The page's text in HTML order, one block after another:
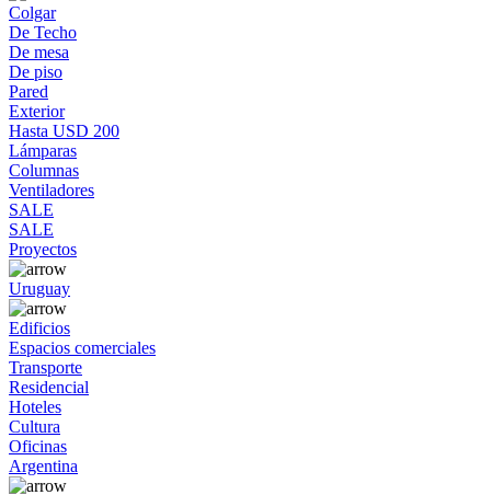
Colgar
De Techo
De mesa
De piso
Pared
Exterior
Hasta USD 200
Lámparas
Columnas
Ventiladores
SALE
SALE
Proyectos
Uruguay
Edificios
Espacios comerciales
Transporte
Residencial
Hoteles
Cultura
Oficinas
Argentina